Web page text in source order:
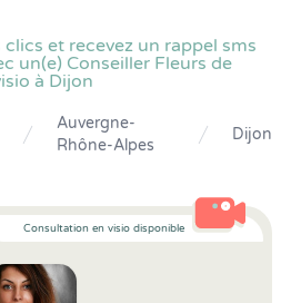
et recevez un rappel sms
un(e) Conseiller Fleurs de
à Dijon
Auvergne-
Rhône-Alpes
Dijon
Consultation en visio disponible